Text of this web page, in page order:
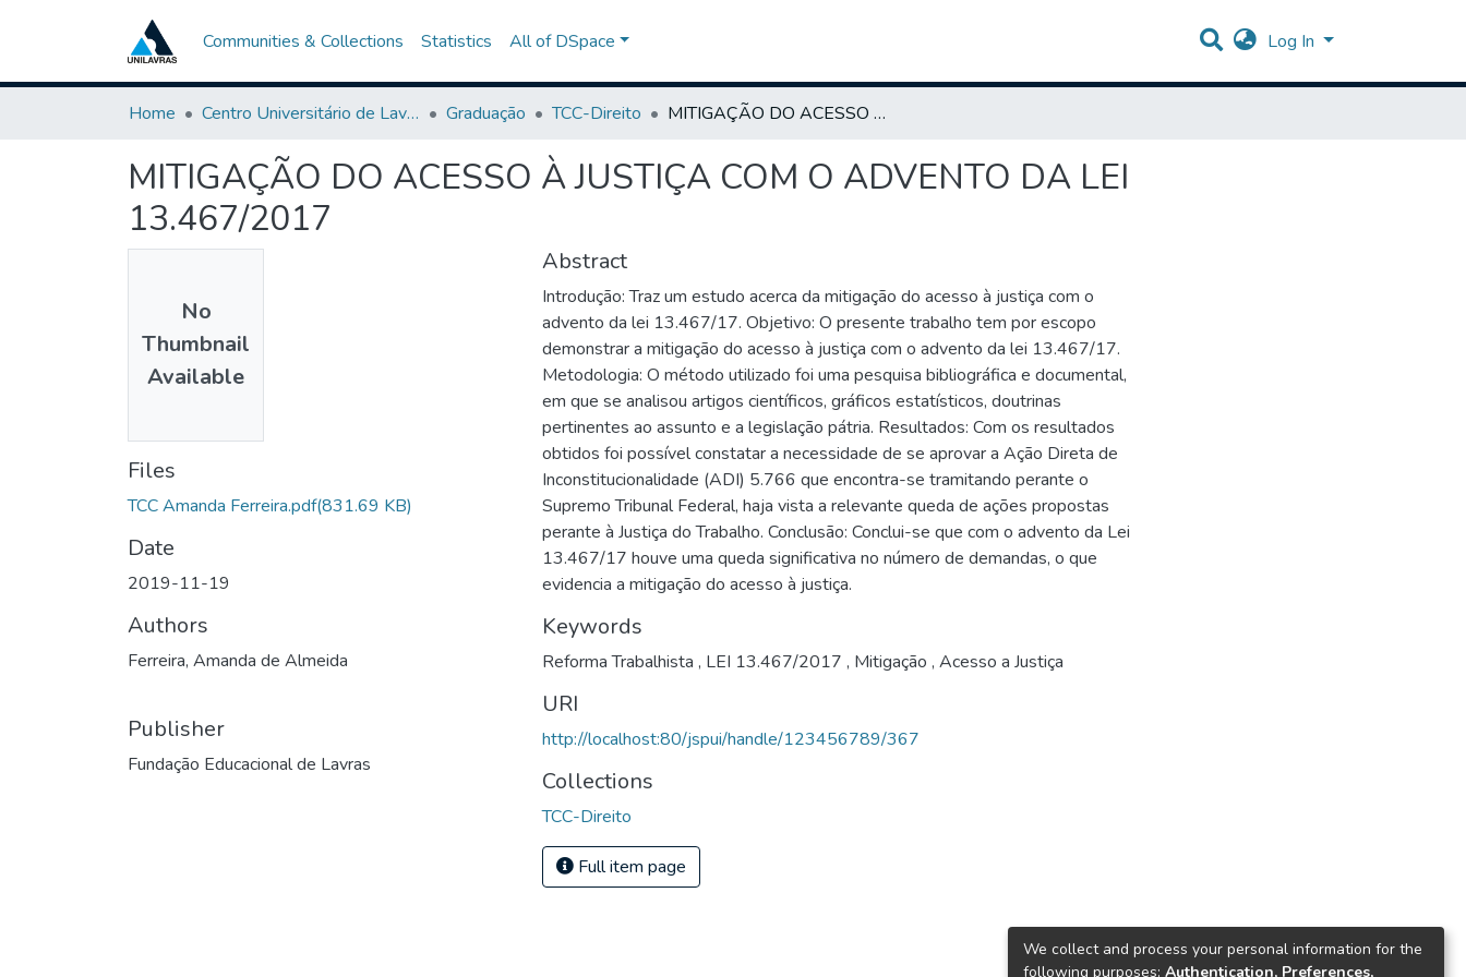
Communities & Collections Statistics All of DSpace Log In
Home Centro Universitário de Lavras-UNILAVRAS Graduação TCC-Direito MITIGAÇÃO DO ACESSO À JUSTIÇA COM O ADVENTO DA LEI 13.467/2017
MITIGAÇÃO DO ACESSO À JUSTIÇA COM O ADVENTO DA LEI
13.467/2017
No
Thumbnail
Available
Files
TCC Amanda Ferreira.pdf(831.69 KB)
Date
2019-11-19
Authors
Ferreira, Amanda de Almeida
Publisher
Fundação Educacional de Lavras
Abstract
Introdução: Traz um estudo acerca da mitigação do acesso à justiça com o
advento da lei 13.467/17. Objetivo: O presente trabalho tem por escopo
demonstrar a mitigação do acesso à justiça com o advento da lei 13.467/17.
Metodologia: O método utilizado foi uma pesquisa bibliográfica e documental,
em que se analisou artigos científicos, gráficos estatísticos, doutrinas
pertinentes ao assunto e a legislação pátria. Resultados: Com os resultados
obtidos foi possível constatar a necessidade de se aprovar a Ação Direta de
Inconstitucionalidade (ADI) 5.766 que encontra-se tramitando perante o
Supremo Tribunal Federal, haja vista a relevante queda de ações propostas
perante à Justiça do Trabalho. Conclusão: Conclui-se que com o advento da Lei
13.467/17 houve uma queda significativa no número de demandas, o que
evidencia a mitigação do acesso à justiça.
Keywords
Reforma Trabalhista , LEI 13.467/2017 , Mitigação , Acesso a Justiça
URI
http://localhost:80/jspui/handle/123456789/367
Collections
TCC-Direito
Full item page
We collect and process your personal information for the
following purposes: Authentication, Preferences,